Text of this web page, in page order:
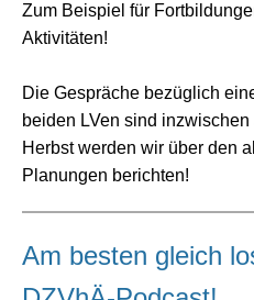
Zum Beispiel für
Aktivitäten!
Die Gespräche bezüglich
beiden LVen sind
Herbst werden wir über den
Planungen berichten!
Am besten gleich